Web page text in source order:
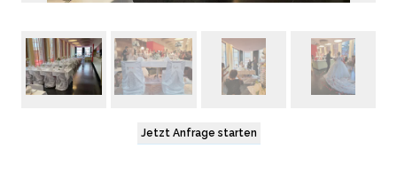
Jetzt Anfrage starten